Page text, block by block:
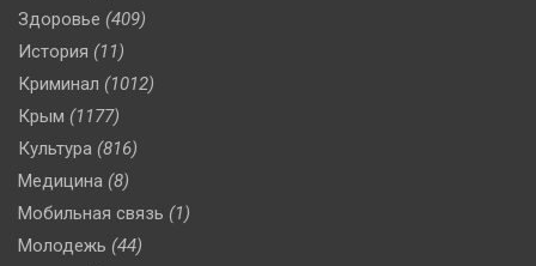
Здоровье (409)
История (11)
Криминал (1012)
Крым (1177)
Культура (816)
Медицина (8)
Мобильная связь (1)
Молодежь (44)